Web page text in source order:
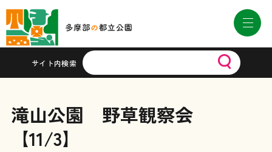
サイト内検索
滝山公園 野草観察会
【11/3】